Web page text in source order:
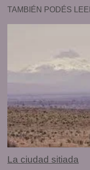
TAMBIÉN PODÉS
La ciudad sitiada